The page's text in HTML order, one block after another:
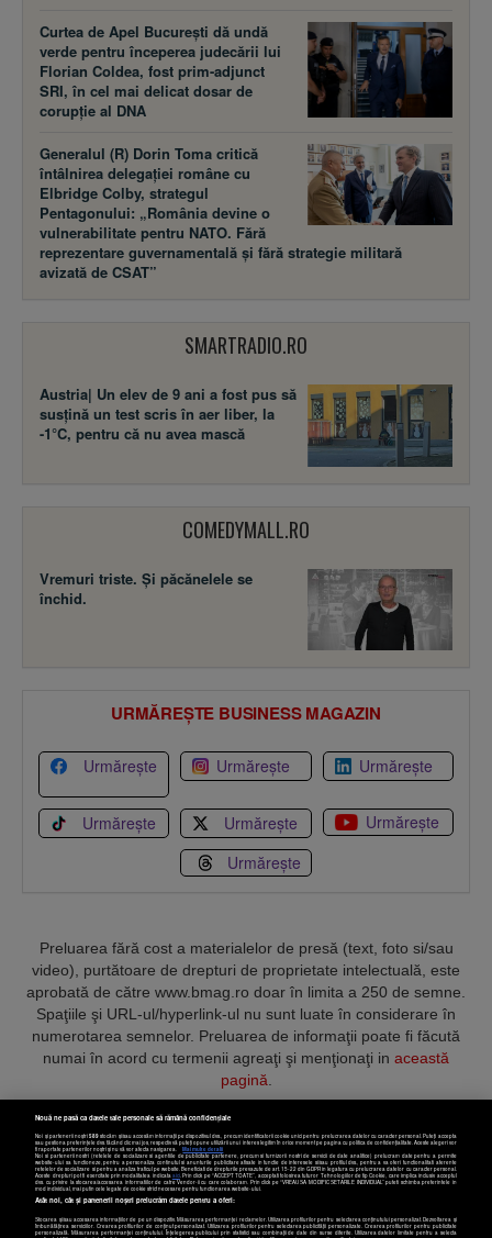
Curtea de Apel București dă undă
verde pentru începerea judecării lui
Florian Coldea, fost prim-adjunct
SRI, în cel mai delicat dosar de
corupție al DNA
Generalul (R) Dorin Toma critică
întâlnirea delegației române cu
Elbridge Colby, strategul
Pentagonului: „România devine o
vulnerabilitate pentru NATO. Fără
reprezentare guvernamentală și fără strategie militară
avizată de CSAT”
SMARTRADIO.RO
Austria| Un elev de 9 ani a fost pus să
susţină un test scris în aer liber, la
-1°C, pentru că nu avea mască
COMEDYMALL.RO
Vremuri triste. Şi păcănelele se
închid.
URMĂREȘTE BUSINESS MAGAZIN
Urmărește Urmărește Urmărește
Urmărește Urmărește
Urmărește
Urmărește
Preluarea fără cost a materialelor de presă (text, foto si/sau
video), purtătoare de drepturi de proprietate intelectuală, este
aprobată de către www.bmag.ro doar în limita a 250 de semne.
Spaţiile şi URL-ul/hyperlink-ul nu sunt luate în considerare în
numerotarea semnelor. Preluarea de informaţii poate fi făcută
numai în acord cu termenii agreaţi şi menţionaţi in această
pagină
Termeni și condiții Confidențialitate Cookies Contact
Copyright © 2025 BUSINESSMEX S.A.
Nouă ne pasă ca datele tale personale să rămână confidențiale
Noi și partenerii noștri589stocăm și/sau accesăm informații pe dispozitivul dvs., precum identificatorii cookie unici pentru prelucrarea datelor cu caracter personal. Puteți accepta
sau gestiona preferințele dvs. făcând clic mai jos, respectiv vă puteți opune utilizării unui interes legitim în orice moment pe pagina cu politica de confidențialitate. Aceste alegeri vor
fi raportate partenerilor noștri și nu vă vor afecta navigarea.
Mai multe detalii
Noi si partenerii nostri (retelele de socializare si agentiile de publicitate partenere, precum si furnizorii nostri de servicii de date analitice) prelucram date pentru a permite
website-ului sa functioneze, pentru a personaliza continutul si anunturile publicitare afisate in functie de interesele si/sau profilul dvs., pentru a va oferi functionalitati aferente
retelelor de socializare si pentru a analiza traficul pe website. Beneficiati de drepturile prevazute de art. 15-22 din GDPR in legatura cu prelucrarea datelor cu caracter personal.
Aceste drepturi pot fi exercitate prin modalitatea indicataaici. Prin click pe “ACCEPT TOATE”, acceptati folosirea tuturor Tehnologiilor de tip Cookie, care implica inclusiv acceptul
dvs. cu privire la stocarea/accesarea informatiilor de catre Vendor-ii cu care colaboram. Prin click pe “VREAU SA MODIFIC SETARILE INDIVIDUAL” puteti schimba preferintele in
mod individual, mai putin cele legate de cookie strict necesare pentru functionarea website-ului.
Atât noi, cât și partenerii noștri prelucrăm datele pentru a oferi:
Stocarea și/sau accesarea informațiilor de pe un dispozitiv. Măsurarea performanței reclamelor. Utilizarea profilurilor pentru selectarea conținutului personalizat. Dezvoltarea și
îmbunătățirea serviciilor. Crearea profilurilor de conținut personalizat. Utilizarea profilurilor pentru selectarea publicității personalizate. Crearea profilurilor pentru publicitate
personalizată. Măsurarea performanței conținutului. Înțelegerea publicului prin statistici sau combinații de date din surse diferite. Utilizarea datelor limitate pentru a selecta